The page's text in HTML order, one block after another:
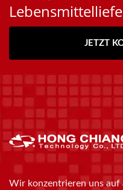
JETZT
Wir konzentrieren uns auf